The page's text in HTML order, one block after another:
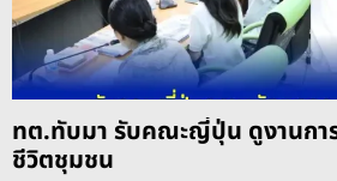
ทต.ทับมา รับคณะญี่ปุ่น ดูงานก
ชีวิตชุมชน